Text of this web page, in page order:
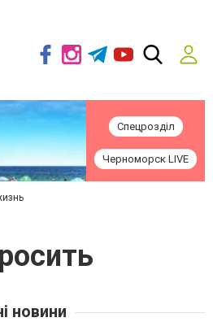
Спецрозділ
Черноморск LIVE
новини